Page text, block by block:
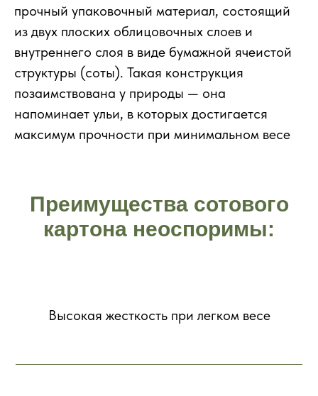
прочный упаковочный материал, состоящий
из двух плоских облицовочных слоев и
внутреннего слоя в виде бумажной ячеистой
структуры (соты). Такая конструкция
позаимствована у природы — она
напоминает ульи, в которых достигается
максимум прочности при минимальном весе
Преимущества сотового
картона неоспоримы:
Высокая жесткость при легком весе